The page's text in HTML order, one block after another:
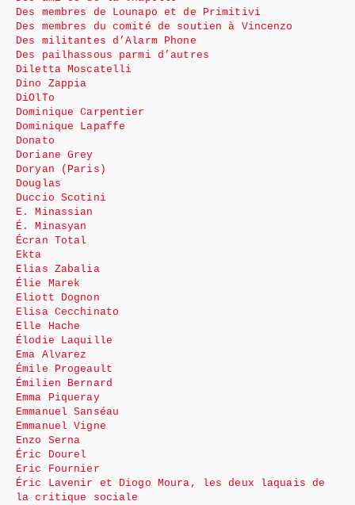
Des membres de Lounapo et de Primitivi
Des membres du comité de soutien à Vincenzo
Des militantes d’Alarm Phone
Des pailhassous parmi d’autres
Diletta Moscatelli
Dino Zappia
DiOlTo
Dominique Carpentier
Dominique Lapaffe
Donato
Doriane Grey
Doryan (Paris)
Douglas
Duccio Scotini
E. Minassian
É. Minasyan
Écran Total
Ekta
Elias Zabalia
Élie Marek
Eliott Dognon
Elisa Cecchinato
Elle Hache
Élodie Laquille
Ema Alvarez
Émile Progeault
Émilien Bernard
Emma Piqueray
Emmanuel Sanséau
Emmanuel Vigne
Enzo Serna
Éric Dourel
Eric Fournier
Éric Lavenir et Diogo Moura, les deux laquais de
la critique sociale